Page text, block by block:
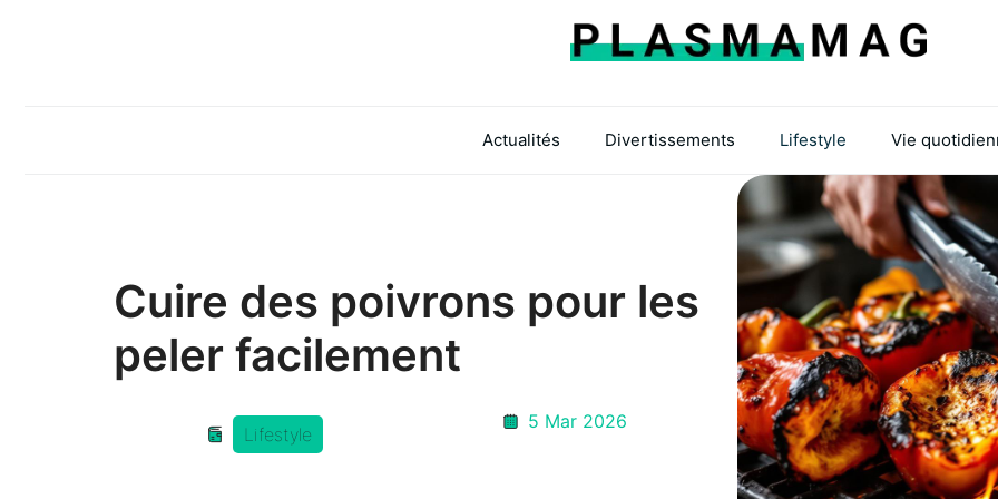
Actualités Divertissements Lifestyle Vie
Cuire des poivrons pour les
peler facilement
Lifestyle
5 Mar 2026